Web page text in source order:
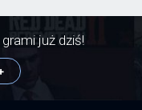
już dziś!